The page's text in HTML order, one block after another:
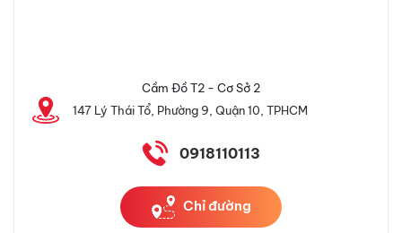
Cầm Đồ T2 - Cơ Sở 2
147 Lý Thái Tổ, Phường 9, Quận 10, TPHCM
0918110113
Chỉ đường